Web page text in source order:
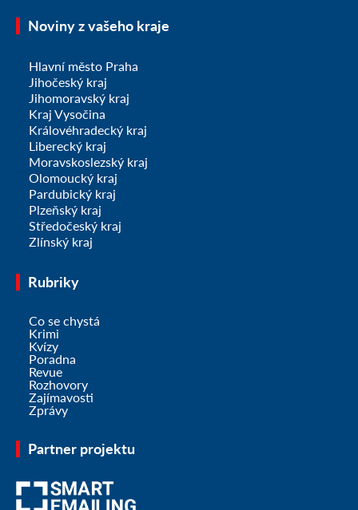
Noviny z vašeho kraje
Hlavní město Praha
Jihočeský kraj
Jihomoravský kraj
Kraj Vysočina
Královéhradecký kraj
Liberecký kraj
Moravskoslezský kraj
Olomoucký kraj
Pardubický kraj
Plzeňský kraj
Středočeský kraj
Zlínský kraj
Rubriky
Co se chystá
Krimi
Kvízy
Poradna
Revue
Rozhovory
Zajímavosti
Zprávy
Partner projektu